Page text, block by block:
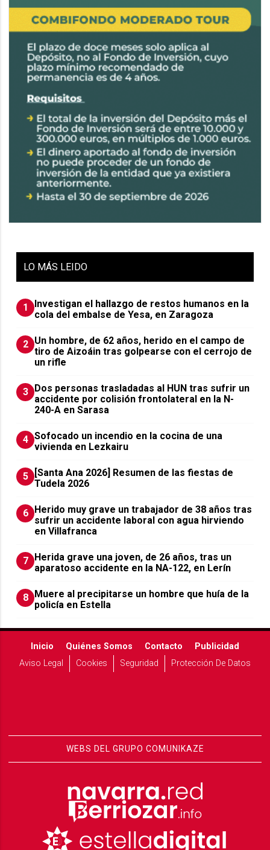
LO MÁS LEIDO
1
Investigan el hallazgo de restos humanos en la
cola del embalse de Yesa, en Zaragoza
2 Un hombre, de 62 años, herido en el campo de
tiro de Aizoáin tras golpearse con el cerrojo de
un rifle
3 ​Dos personas trasladadas al HUN tras sufrir un
accidente por colisión frontolateral en la N-
240-A en Sarasa
4 Sofocado un incendio en la cocina de una
vivienda en Lezkairu
5
[Santa Ana 2026] Resumen de las fiestas de
Tudela 2026
6 Herido muy grave un trabajador de 38 años tras
sufrir un accidente laboral con agua hirviendo
en Villafranca
7 Herida grave una joven, de 26 años, tras un
aparatoso accidente en la NA-122, en Lerín
8 Muere al precipitarse un hombre que huía de la
policía en Estella
Inicio Quiénes Somos Contacto
Publicidad
Aviso Legal
Cookies Seguridad Protección De Datos
WEBS DEL GRUPO COMUNIKAZE